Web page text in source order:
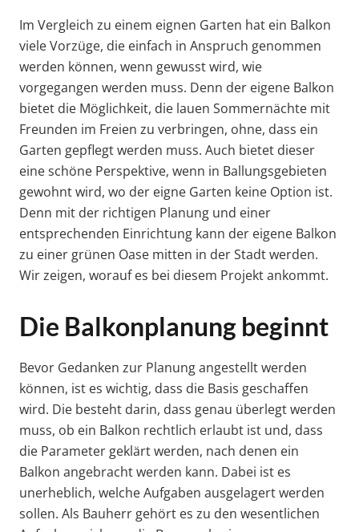
Im Vergleich zu einem eignen Garten hat ein Balkon
viele Vorzüge, die einfach in Anspruch genommen
werden können, wenn gewusst wird, wie
vorgegangen werden muss. Denn der eigene Balkon
bietet die Möglichkeit, die lauen Sommernächte mit
Freunden im Freien zu verbringen, ohne, dass ein
Garten gepflegt werden muss. Auch bietet dieser
eine schöne Perspektive, wenn in Ballungsgebieten
gewohnt wird, wo der eigne Garten keine Option ist.
Denn mit der richtigen Planung und einer
entsprechenden Einrichtung kann der eigene Balkon
zu einer grünen Oase mitten in der Stadt werden.
Wir zeigen, worauf es bei diesem Projekt ankommt.
Die Balkonplanung beginnt
Bevor Gedanken zur Planung angestellt werden
können, ist es wichtig, dass die Basis geschaffen
wird. Die besteht darin, dass genau überlegt werden
muss, ob ein Balkon rechtlich erlaubt ist und, dass
die Parameter geklärt werden, nach denen ein
Balkon angebracht werden kann. Dabei ist es
unerheblich, welche Aufgaben ausgelagert werden
sollen. Als Bauherr gehört es zu den wesentlichen